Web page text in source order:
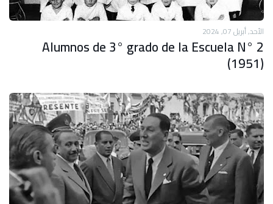
الأحد, أبريل 07, 2024
Alumnos de 3° grado de la Escuela N° 2
(1951)